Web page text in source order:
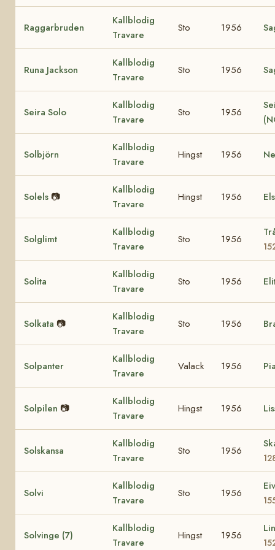
Raggarbruden
Kallblodig
Travare
Sto 1956
Runa Jackson
Kallblodig
Travare
Sto 1956
Seira Solo
Kallblodig
Travare
Sto 1956
Solbjörn
Kallblodig
Travare
Hingst 1956
Solels 📷
Kallblodig
Travare
Hingst 1956
Solglimt
Kallblodig
Travare
Sto 1956
Solita
Kallblodig
Travare
Sto 1956
Solkata 📷
Kallblodig
Travare
Sto 1956
Solpanter
Kallblodig
Travare
Valack 1956
Solpilen 📷
Kallblodig
Travare
Hingst 1956
Solskansa
Kallblodig
Travare
Sto 1956
Solvi
Kallblodig
Travare
Sto 1956
Solvinge (7)
Kallblodig
Travare
Hingst 1956